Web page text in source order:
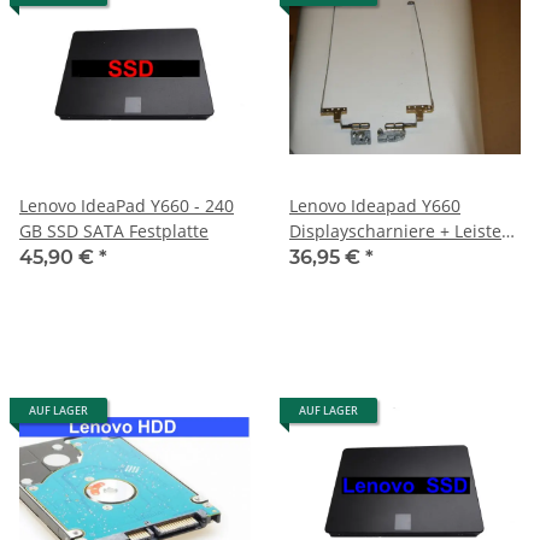
Lenovo IdeaPad Y660 - 240
GB SSD SATA Festplatte
45,90 € *
Lenovo Ideapad Y660
Displayscharniere + Leisten
36,95 € *
AUF LAGER AUF LAGER